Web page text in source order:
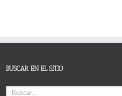
BUSCAR EN EL SITIO